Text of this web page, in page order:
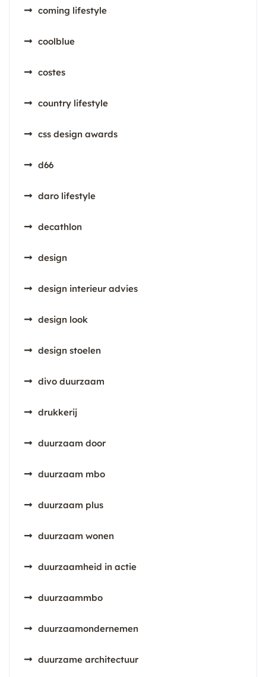
coming lifestyle
coolblue
costes
country lifestyle
css design awards
d66
daro lifestyle
decathlon
design
design interieur advies
design look
design stoelen
divo duurzaam
drukkerij
duurzaam door
duurzaam mbo
duurzaam plus
duurzaam wonen
duurzaamheid in actie
duurzaammbo
duurzaamondernemen
duurzame architectuur